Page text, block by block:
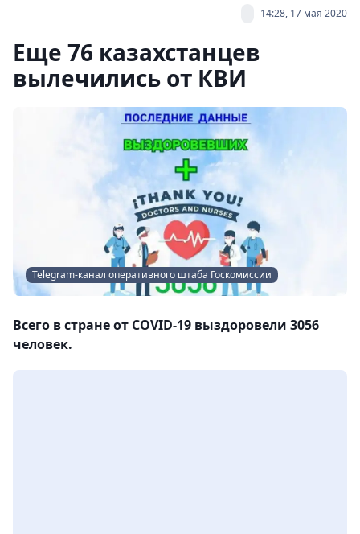
14:28, 17 мая 2020
Еще 76 казахстанцев
вылечились от КВИ
Telegram-канал оперативного штаба Госкомиссии
Всего в стране от COVID-19 выздоровели 3056
человек.